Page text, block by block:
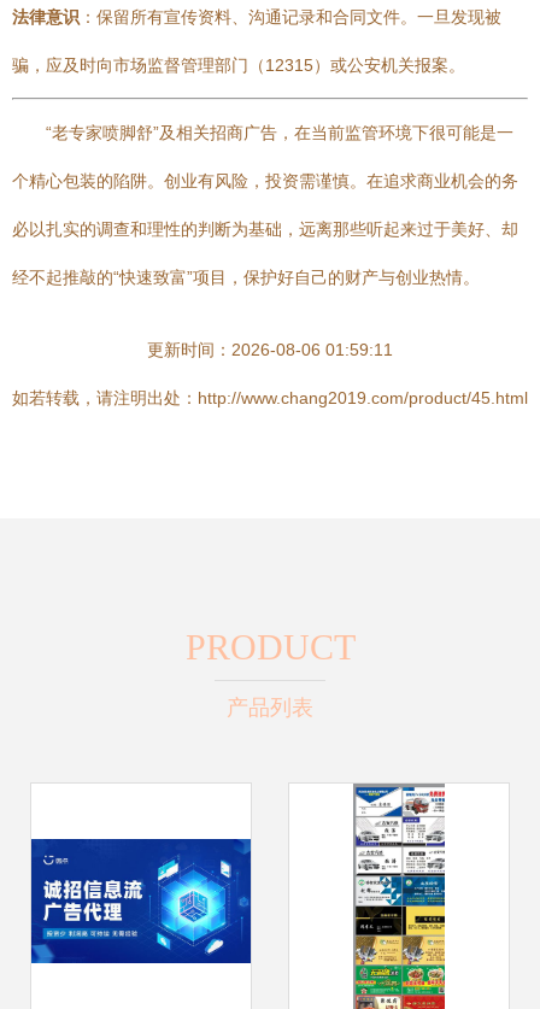
法律意识 ：保留所有宣传资料、沟通记录和合同文件。一旦发现被
骗，应及时向市场监督管理部门（12315）或公安机关报案。
“老专家喷脚舒”及相关招商广告，在当前监管环境下很可能是一
个精心包装的陷阱。创业有风险，投资需谨慎。在追求商业机会的务
必以扎实的调查和理性的判断为基础，远离那些听起来过于美好、却
经不起推敲的“快速致富”项目，保护好自己的财产与创业热情。
更新时间：2026-08-06 01:59:11
如若转载，请注明出处：http://www.chang2019.com/product/45.html
PRODUCT
产品列表